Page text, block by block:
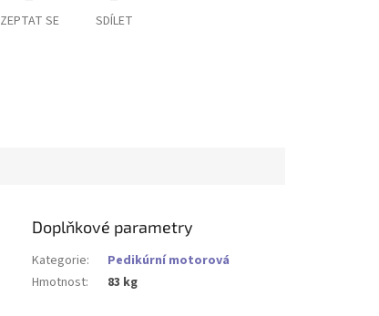
ZEPTAT SE SDÍLET
Doplňkové parametry
Kategorie:
Pedikúrní motorová
Hmotnost: 83 kg